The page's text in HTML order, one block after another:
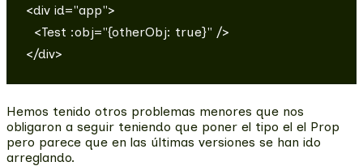
<div id="app">
  <Test :obj="{otherObj: true}" />
Hemos tenido otros problemas menores que nos
obligaron a seguir teniendo que poner el tipo el el Prop
pero parece que en las últimas versiones se han ido
arreglando.